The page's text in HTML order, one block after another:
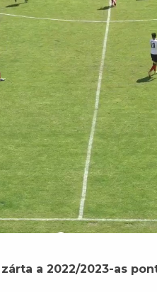
a 2022/2023-as